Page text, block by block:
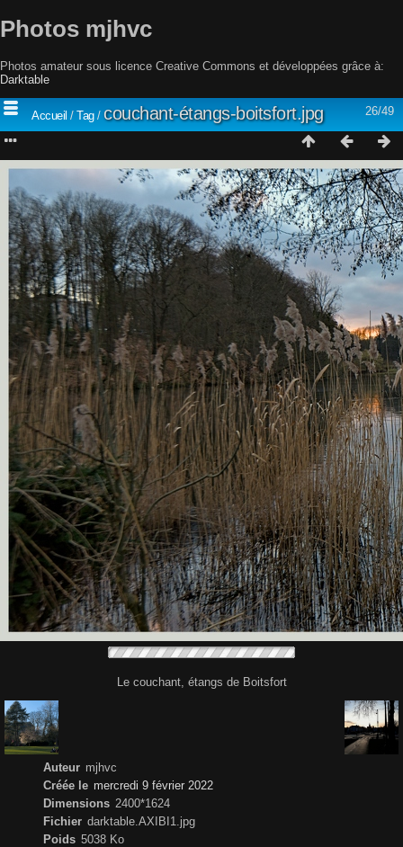
Photos mjhvc
Photos amateur sous licence Creative Commons et développées grâce à:
Darktable
26/49
Accueil / Tag / couchant-étangs-boitsfort.jpg
Le couchant, étangs de Boitsfort
Auteur mjhvc
Créée le mercredi 9 février 2022
Dimensions 2400*1624
Fichier darktable.AXIBI1.jpg
Poids 5038 Ko